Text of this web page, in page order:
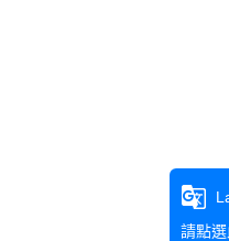
g_translate
請點